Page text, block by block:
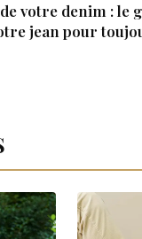
votre denim : le
jean pour